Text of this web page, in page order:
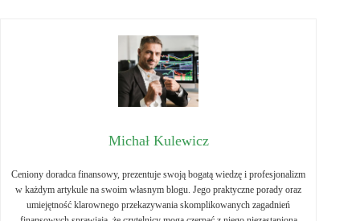
Michał Kulewicz
Ceniony doradca finansowy, prezentuje swoją bogatą wiedzę i profesjonalizm
w każdym artykule na swoim własnym blogu. Jego praktyczne porady oraz
umiejętność klarownego przekazywania skomplikowanych zagadnień